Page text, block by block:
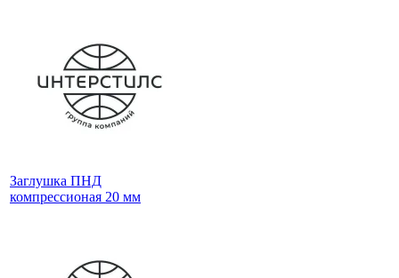
Заглушка ПНД
компрессионая 20 мм